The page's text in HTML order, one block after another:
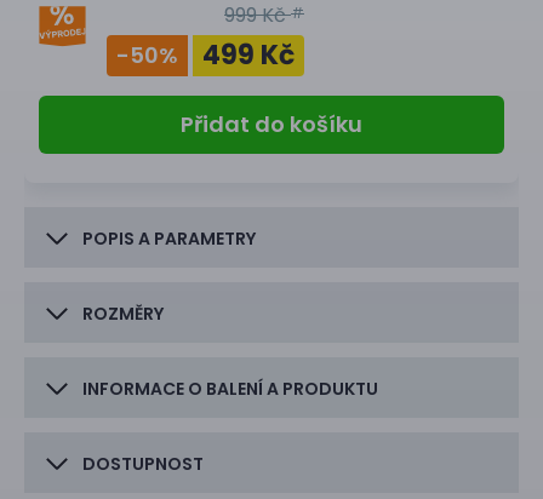
999 Kč#
-50% 499 Kč
Přidat do košíku
POPIS A PARAMETRY
ROZMĚRY
INFORMACE O BALENÍ A PRODUKTU
DOSTUPNOST